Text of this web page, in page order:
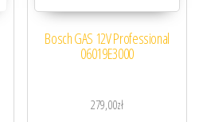
Bosch GAS 12V Professional
06019E3000
279,00zł